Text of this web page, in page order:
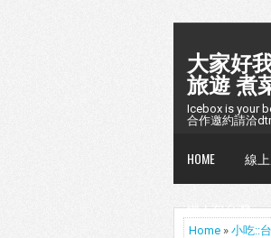
大家好
旅遊 煮
Icebox is your
合作邀約請洽
HOME 線
懶人包台灣
Home » 小吃::